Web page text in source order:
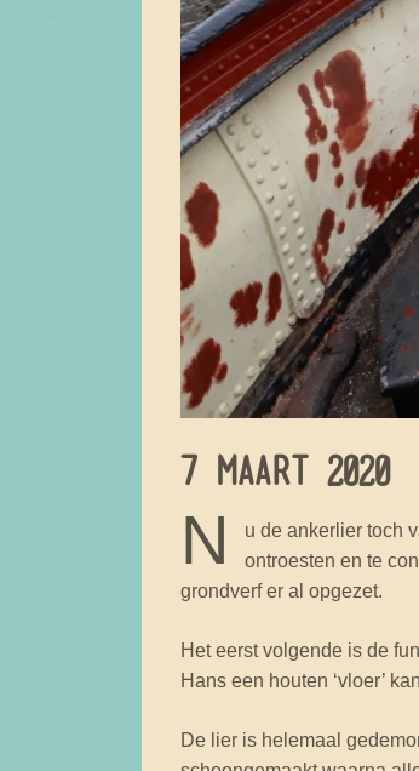
7 MAART 2020
N
u de ankerlier toch
ontroesten en te
grondverf er al opgezet.
Het eerst volgende is de
Hans een houten ‘vloer’
De lier is helemaal